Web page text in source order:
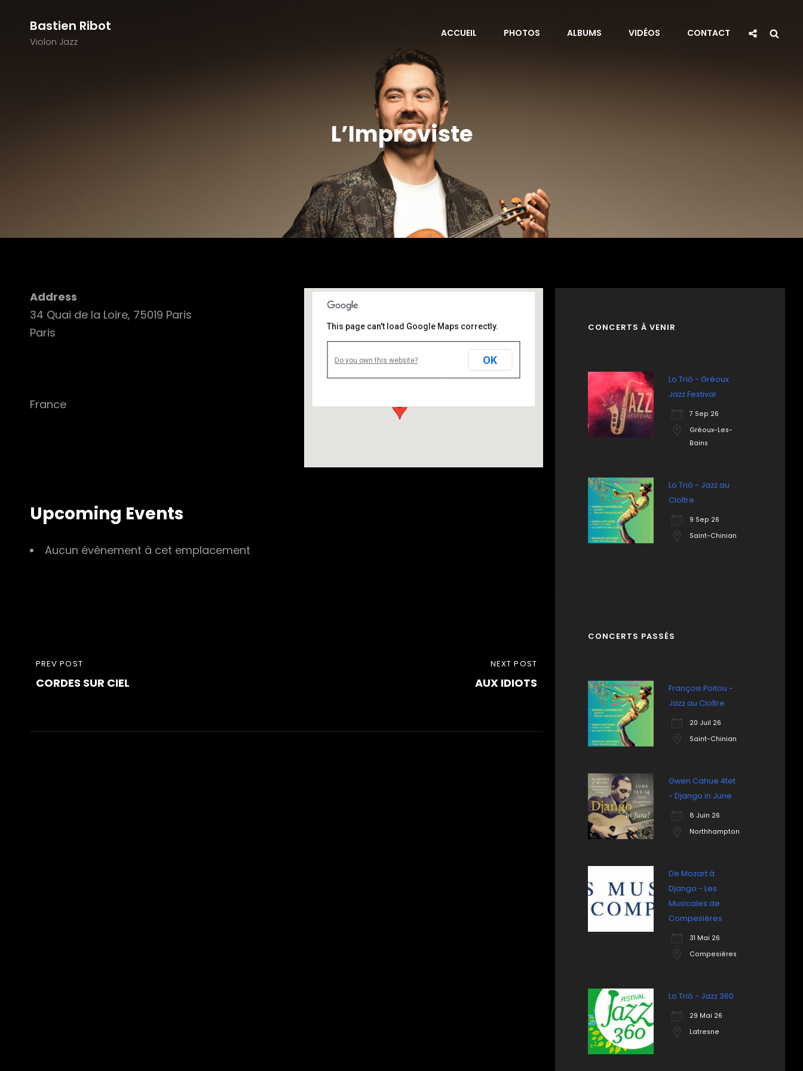
Bastien Ribot
Violon Jazz
ACCUEIL PHOTOS ALBUMS VIDÉOS CONTACT Social
Share
L’Improviste
L’Improviste
34 Quai de la Loire, 75019 Paris - Paris
This page can't load Google Maps correctly.
Do you own this website? OK
Address
34 Quai de la Loire, 75019 Paris
Paris
France
Upcoming Events
Aucun évènement à cet emplacement
Navigation
de
PREVIOUS
POST
PREV POST
CORDES SUR CIEL
NEXT POST
AUX IDIOTS
CONCERTS À VENIR
Lo Triò - Gréoux
Jazz Festival
7 Sep 26
Gréoux-Les-
Bains
Lo Triò - Jazz au
Cloître
9 Sep 26
Saint-Chinian
CONCERTS PASSÉS
François Poitou -
Jazz au Cloître
20 Juil 26
Saint-Chinian
Gwen Cahue 4tet
- Django in June
8 Juin 26
Northhampton
De Mozart à
Django - Les
Musicales de
Compesières
31 Mai 26
Compesières
Lo Triò - Jazz 360
29 Mai 26
Latresne